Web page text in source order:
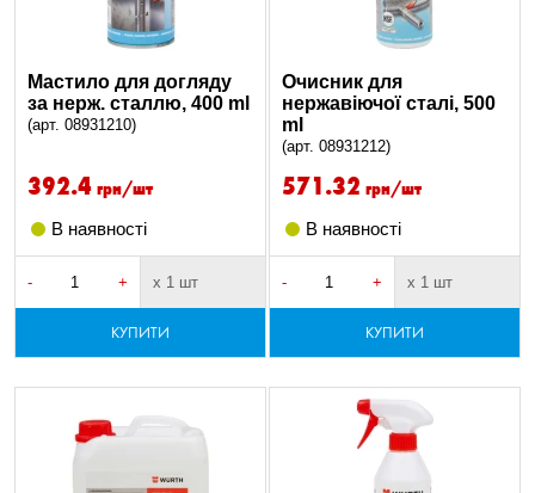
Мастило для догляду
за нерж. сталлю, 400 ml
(арт. 08931210)
392.4 грн/шт
В наявності
- + х 1 шт
КУПИТИ
Очисник для
нержавіючої сталі, 500
ml
(арт. 08931212)
571.32 грн/шт
В наявності
- + х 1 шт
КУПИТИ